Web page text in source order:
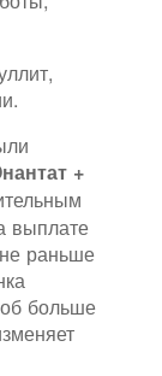
+
выплате
раньше
больше